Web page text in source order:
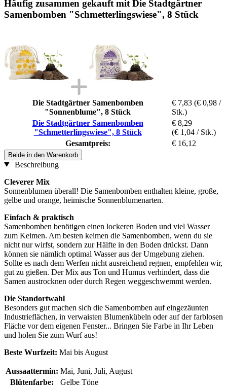
Häufig zusammen gekauft mit Die Stadtgärtner
Samenbomben "Schmetterlingswiese", 8 Stück
Die Stadtgärtner Samenbomben
"Sonnenblume", 8 Stück
€ 7,83 (€ 0,98 /
Stk.)
Die Stadtgärtner Samenbomben
"Schmetterlingswiese", 8 Stück
€ 8,29
(€ 1,04 / Stk.)
Gesamtpreis:
€ 16,12
Beide in den Warenkorb
Beschreibung
Cleverer Mix
Sonnenblumen überall! Die Samenbomben enthalten kleine, große,
gelbe und orange, heimische Sonnenblumenarten.
Einfach & praktisch
Samenbomben benötigen einen lockeren Boden und viel Wasser
zum Keimen. Am besten keimen die Samenbomben, wenn du sie
nicht nur wirfst, sondern zur Hälfte in den Boden drückst. Dann
können sie nämlich optimal Wasser aus der Umgebung ziehen.
Sollte es nach dem Werfen nicht ausreichend regnen, empfehlen wir,
gut zu gießen. Der Mix aus Ton und Humus verhindert, dass die
Samen austrocknen oder durch Regen weggeschwemmt werden.
Die Standortwahl
Besonders gut machen sich die Samenbomben auf eingezäunten
Industrieflächen, in verwaisten Blumenkübeln oder auf der farblosen
Fläche vor dem eigenen Fenster... Bringen Sie Farbe in Ihr Leben
und holen Sie zum Wurf aus!
Beste Wurfzeit: Mai bis August
Aussaattermin: Mai, Juni, Juli, August
Blütenfarbe:
Gelbe Töne